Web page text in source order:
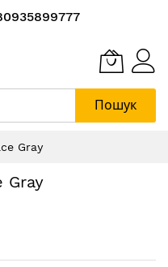
Пошук
Gray
Gray